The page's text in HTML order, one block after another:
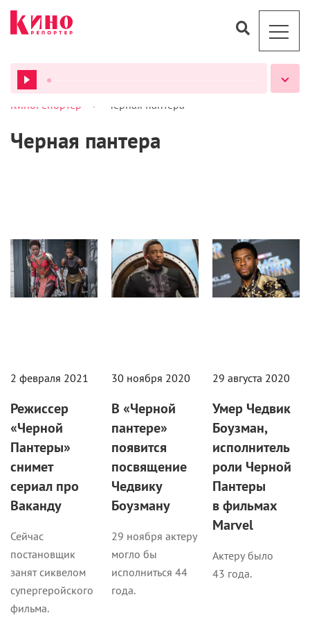
ВСЕ ПОДКАСТЫ
КиноРепортер > Черная пантера
Черная пантера
2 февраля 2021
Режиссер
«Черной
Пантеры»
снимет
сериал про
Ваканду
Сейчас
постановщик
занят сиквелом
супергеройского
фильма.
30 ноября 2020
В «Черной
пантере»
появится
посвящение
Чедвику
Боузману
29 ноября актеру
могло бы
исполниться 44
года.
29 августа 2020
Умер Чедвик
Боузман,
исполнитель
роли Черной
Пантеры
в фильмах
Marvel
Актеру было
43 года.